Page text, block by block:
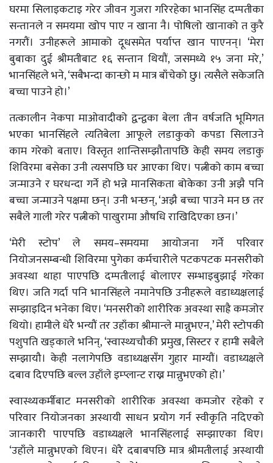
घरमा सिलाइकटाइ गरेर जीवन गुजरा गरिरहेका भानसिंह दम्पतीका
सन्तानले न समयमा खोप पाए न खाना नै। पोषिलो खानाको त कुरै
नगरौं। उनीहरूले आमाको दूधसमेत पर्याप्त खान पाएनन्। ‘मेरा
बुबाका दुई श्रीमतीबाट १६ सन्तान थियौं, जसमध्ये १५ जना मरे,’
भानसिंहले भने, ‘सबैभन्दा कान्छो म मात्र बाँचेको छु। त्यसैले सकेजति
बच्चा पाउने हो।’
तत्कालीन नेकपा माओवादीको द्वन्द्वका बेला तीन वर्षजति भूमिगत
भएका भानसिंहले त्यतिबेला आफूले लडाकुको कपडा सिलाउने
काम गरेको बताए। विस्तृत शान्तिसम्झौतापछि केही समय लडाकु
शिविरमा बसेका उनी त्यसपछि घर आएका थिए। पत्नीको काम बच्चा
जन्माउने र घरधन्दा गर्ने हो भन्ने मानसिकता बोकेका उनी अझै पनि
बच्चा जन्माउने पक्षमा छन्। उनी भन्छन्, ‘अझै बच्चा पाउने मन छ तर
सबैले गाली गरेर पत्नीको पाखुरामा औषधि राखिदिएका छन।’
‘मेरी स्टोप’ ले समय–समयमा आयोजना गर्ने परिवार
नियोजनसम्बन्धी शिविरमा पुगेका कर्मचारीले पटकपटक मनसरीको
अवस्था थाहा पाएपछि दम्पतीलाई बोलाएर सम्भाइबुझाई गरेका
थिए। जति गर्दा पनि भानसिंहले नमानेपछि उनीहरूले वडाध्यक्षलाई
सम्झाइदिन भनेका थिए। ‘मनसरीको शारीरिक अवस्था साह्रै कमजोर
थियो। हामीले धेरै भन्यौं तर उहाँका श्रीमान्ले मान्नुभएन,’ मेरी स्टोपकी
पशुपति खड्काले भनिन्, ‘स्वास्थ्यचौकी प्रमुख, सिस्टर र हामी सबैले
सम्झायौ। केही नलागेपछि वडाध्यक्षसँग गुहार माग्यौं। वडाध्यक्षले
दबाव दिएपछि बल्ल उहाँले इम्प्लान्ट राख्न मान्नुभएको हो।’
स्वास्थ्यकर्मीबाट मनसरीको शारीरिक अवस्था कमजोर रहेको र
परिवार नियोजनका अस्थायी साधन प्रयोग गर्न स्वीकृति नदिएको
जानकारी पाएपछि वडाध्यक्षले भानसिंहलाई सम्झाएका थिए।
‘उहाँले मान्नुभएको थिएन। धेरै दबाबपछि मात्र श्रीमतीलाई अस्थायी